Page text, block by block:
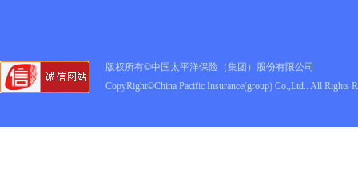
版权所有©中国太平洋保险（集团）股份有限公司
CopyRight©China Pacific Insurance(group) Co.,Ltd.. All Rights